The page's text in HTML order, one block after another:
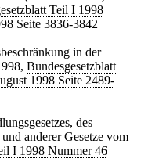
Teil I 1998
Seite 3836-3842
in der
Bundesgesetzblatt
1998 Seite 2489-
des
anderer Gesetze vom
I 1998 Nummer 46